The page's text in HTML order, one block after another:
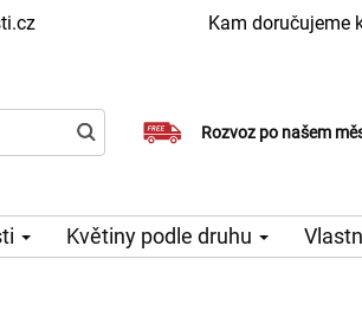
Kam doručujeme
Rozvoz po našem
Doručujeme již v den
Možný výběr času a
Květiny podle druhu